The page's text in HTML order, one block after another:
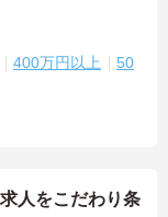
400万円以上
50
人をこだわり条